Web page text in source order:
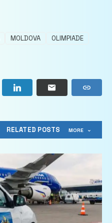
MOLDOVA
OLIMPIADE
RELATED POSTS MORE